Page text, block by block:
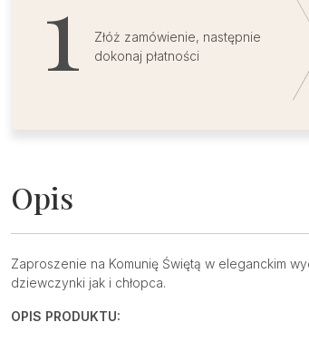
Złóż zamówienie, następnie
dokonaj płatności
Opis
Zaproszenie na Komunię Świętą w eleganckim
dziewczynki jak i chłopca.
OPIS PRODUKTU: